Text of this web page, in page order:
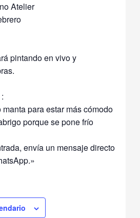
Atelier
pintando en vivo y
para estar más cómodo
porque se pone frío
envía un mensaje directo